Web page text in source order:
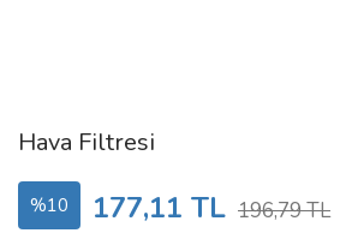
Hava Filtresi
%10 177,11 TL 196,79 TL